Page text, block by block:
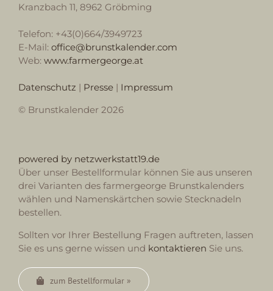
Kranzbach 11, 8962 Gröbming
Telefon: +43(0)664/3949723
E-Mail: office@brunstkalender.com
Web: www.farmergeorge.at
Datenschutz | Presse | Impressum
© Brunstkalender 2026
powered by netzwerkstatt19.de
Über unser Bestellformular können Sie aus unseren
drei Varianten des farmergeorge Brunstkalenders
wählen und Namenskärtchen sowie Stecknadeln
bestellen.
Sollten vor Ihrer Bestellung Fragen auftreten, lassen
Sie es uns gerne wissen und kontaktieren Sie uns.
zum Bestellformular »